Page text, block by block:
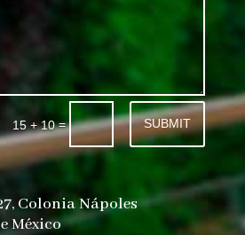
15 + 10= SUBMIT
Colonia Nápoles
México